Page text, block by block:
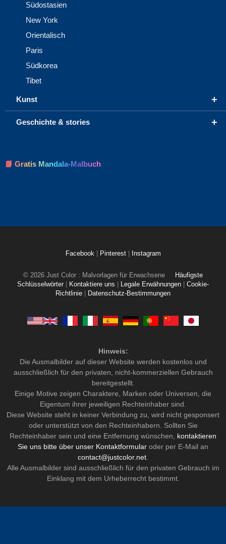
Südostasien
New York
Orientalisch
Paris
Südkorea
Tibet
+
Kunst
+
Geschichte & stories
📘 Gratis Mandala-Malbuch
Facebook Pinterest Instagram
© 2026 Just Color : Malvorlagen für Erwachsene
Häufigste
Schlüsselwörter
Kontaktiere uns Legale Erwähnungen
Cookie-
Richtlinie
Datenschutz-Bestimmungen
Hinweis:
Die Ausmalbilder auf dieser Website werden kostenlos und
ausschließlich für den privaten, nicht-kommerziellen Gebrauch
bereitgestellt.
Einige Motive zeigen Charaktere, Marken oder Universen, die
Eigentum ihrer jeweiligen Rechteinhaber sind.
Diese Website steht in keiner Verbindung zu, wird nicht gesponsert
oder unterstützt von den Rechteinhabern. Sollten Sie
Rechteinhaber sein und eine Entfernung wünschen, kontaktieren
Sie uns bitte über unser Kontaktformular oder per E-Mail an
contact@justcolor.net
Alle Ausmalbilder sind ausschließlich für den privaten Gebrauch im
Einklang mit dem Urheberrecht bestimmt.